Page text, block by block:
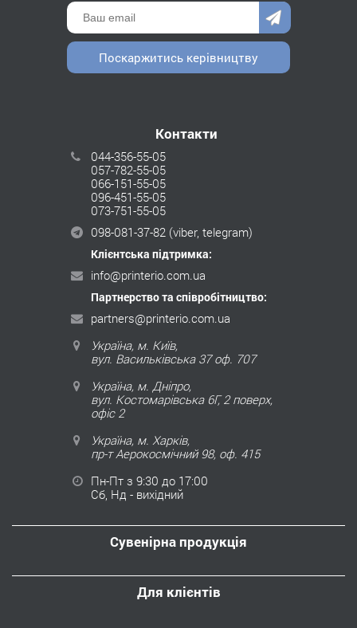
Поскаржитись керівництву
Контакти
044-356-55-05
057-782-55-05
066-151-55-05
096-451-55-05
073-751-55-05
098-081-37-82 (viber, telegram)
Клієнтська підтримка:
info@printerio.com.ua
Партнерство та співробітництво:
partners@printerio.com.ua
Україна, м. Київ,
вул. Васильківська 37 оф. 707
Україна, м. Дніпро,
вул. Костомарівська 6Г, 2 поверх,
офіс 2
Україна, м. Харків,
пр-т Аерокосмічний 98, оф. 415
Пн-Пт з 9:30 до 17:00
Сб, Нд - вихідний
Сувенірна продукція
Для клієнтів